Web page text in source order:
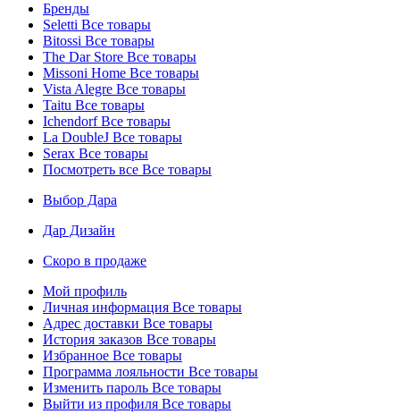
Бренды
Seletti Все товары
Bitossi Все товары
The Dar Store Все товары
Missoni Home Все товары
Vista Alegre Все товары
Taitu Все товары
IchendorfВсе товары
La DoubleJ Все товары
Serax Все товары
Посмотреть все Все товары
Выбор Дара
Дар Дизайн
Скоро в продаже
Мой профиль
Личная информация Все товары
Адрес доставки Все товары
История заказов Все товары
Избранное Все товары
Программа лояльности Все товары
Изменить пароль Все товары
Выйти из профиля Все товары